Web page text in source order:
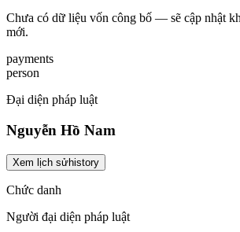
Chưa có dữ liệu vốn công bố — sẽ cập nhật
mới.
payments
person
Đại diện pháp luật
Nguyễn Hồ Nam
Xem lịch sửhistory
Chức danh
Người đại diện pháp luật